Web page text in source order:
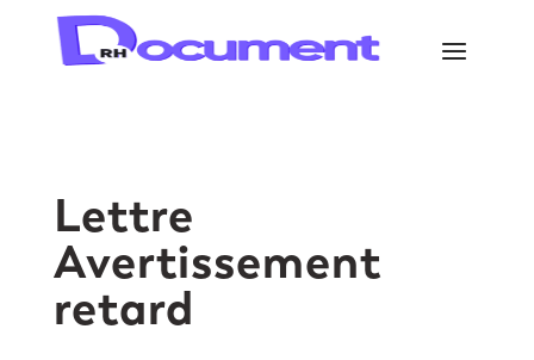
Lettre
Avertissement
retard